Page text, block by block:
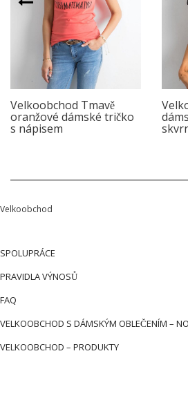
Velkoobchod Tmavě
oranžové dámské tričko
s nápisem
Velkoobchod
SPOLUPRÁCE
PRAVIDLA VÝNOSŮ
FAQ
VELKOOBCHOD S DÁMSKÝM OBLEČENÍM –
VELKOOBCHOD – PRODUKTY